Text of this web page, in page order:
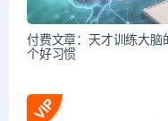
付费文章：天才训练大脑
个好习惯